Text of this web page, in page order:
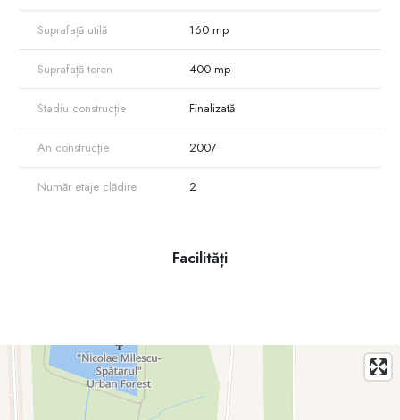
Suprafață utilă 160 mp
Suprafață teren 400 mp
Stadiu construcție Finalizată
An construcție 2007
Număr etaje clădire 2
Facilități